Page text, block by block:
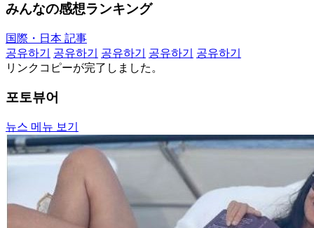
みんなの感想ランキング
国際・日本 記事
공유하기
공유하기 공유하기 공유하기
공유하기
リンクコピーが完了しました。
포토뷰어
뉴스 메뉴 보기